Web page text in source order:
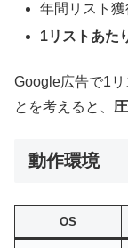
年間リスト獲
1リストあた
Google広告で1
とを考えると、
動作環境
OS